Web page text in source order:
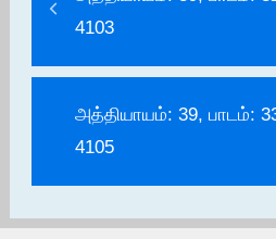
4103
அத்தியாயம்: 39,
4105